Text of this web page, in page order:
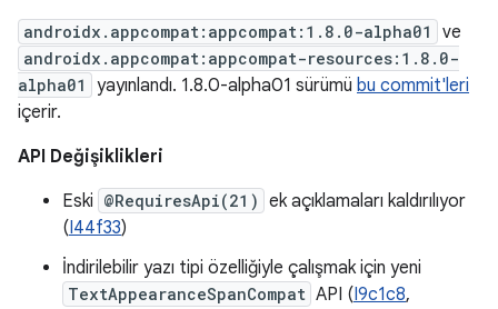
androidx.appcompat:appcompat:1.8.0-alpha01 ve
androidx.appcompat:appcompat-resources:1.8.0-
alpha01
yayınlandı. 1.8.0-alpha01 sürümü bu commit'leri
içerir.
API Değişiklikleri
Eski @RequiresApi(21) ek açıklamaları kaldırılıyor
(I44f33)
İndirilebilir yazı tipi özelliğiyle çalışmak için yeni
TextAppearanceSpanCompat API (I9c1c8,